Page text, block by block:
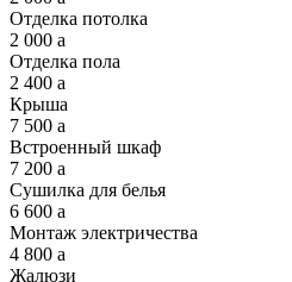
Отделка потолка
2 000 a
Отделка пола
2 400 a
Крыша
7 500 a
Встроенный шкаф
7 200 a
Сушилка для белья
6 600 a
Монтаж электричества
4 800 a
Жалюзи